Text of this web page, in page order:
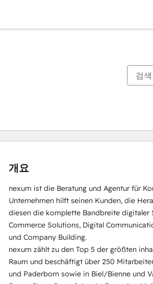
개요
nexum ist die Beratung und Agentur für
Unternehmen hilft seinen Kunden, die
diesen die komplette Bandbreite digitaler
Commerce Solutions, Digital
und Company Building.
nexum zählt zu den Top 5 der größten
Raum und beschäftigt über 250
und Paderborn sowie in Biel/Bienne und